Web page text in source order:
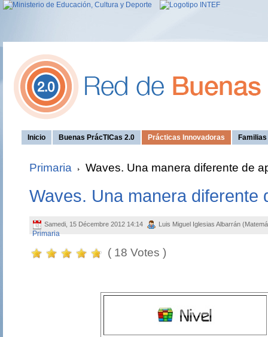
Inicio Buenas PrácTICas 2.0 Prácticas Innovadoras
Primaria Waves. Una manera diferente de
Waves. Una manera diferente
Samedi, 15 Décembre 2012 14:14 Luis Miguel Iglesias Albarrán
Primaria
( 18 Votes )